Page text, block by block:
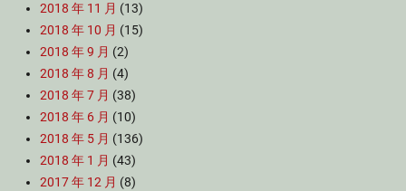
2018 年 11 月 (13)
2018 年 10 月 (15)
2018 年 9 月 (2)
2018 年 8 月 (4)
2018 年 7 月 (38)
2018 年 6 月 (10)
2018 年 5 月 (136)
2018 年 1 月 (43)
2017 年 12 月 (8)